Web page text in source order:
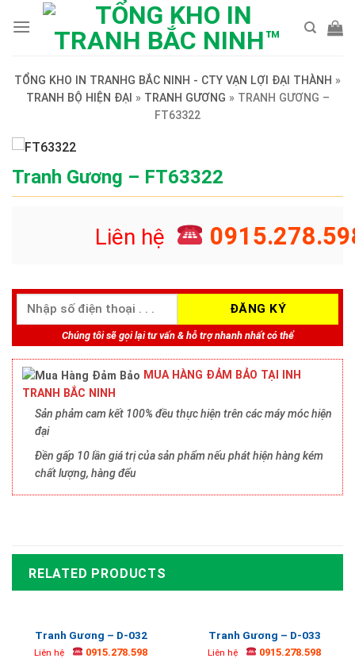
TỔNG KHO IN TRANHG BẮC NINH - CTY VẠN LỢI ĐẠI THÀNH »
TRANH BỘ HIỆN ĐẠI » TRANH GƯƠNG » TRANH GƯƠNG –
FT63322
Tranh Gương – FT63322
Liên hệ
Chúng tôi sẽ gọi lại tư vấn & hỗ trợ nhanh nhất có thể
MUA HÀNG ĐẢM BẢO TẠI INH
TRANH BẮC NINH
Sản phảm cam kết 100% đều thực hiện trên các máy móc hiện
đại
Đền gấp 10 lần giá trị của sản phẩm nếu phát hiện hàng kém
chất lượng, hàng đểu
RELATED PRODUCTS
Tranh Gương – D-032
Liên hệ 0915.278.598
Tranh Gương – D-033
Liên hệ 0915.278.598